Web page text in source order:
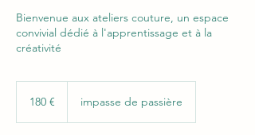
Bienvenue aux ateliers couture, un espace
convivial dédié à l'apprentissage et à la
créativité
180 € impasse de passière